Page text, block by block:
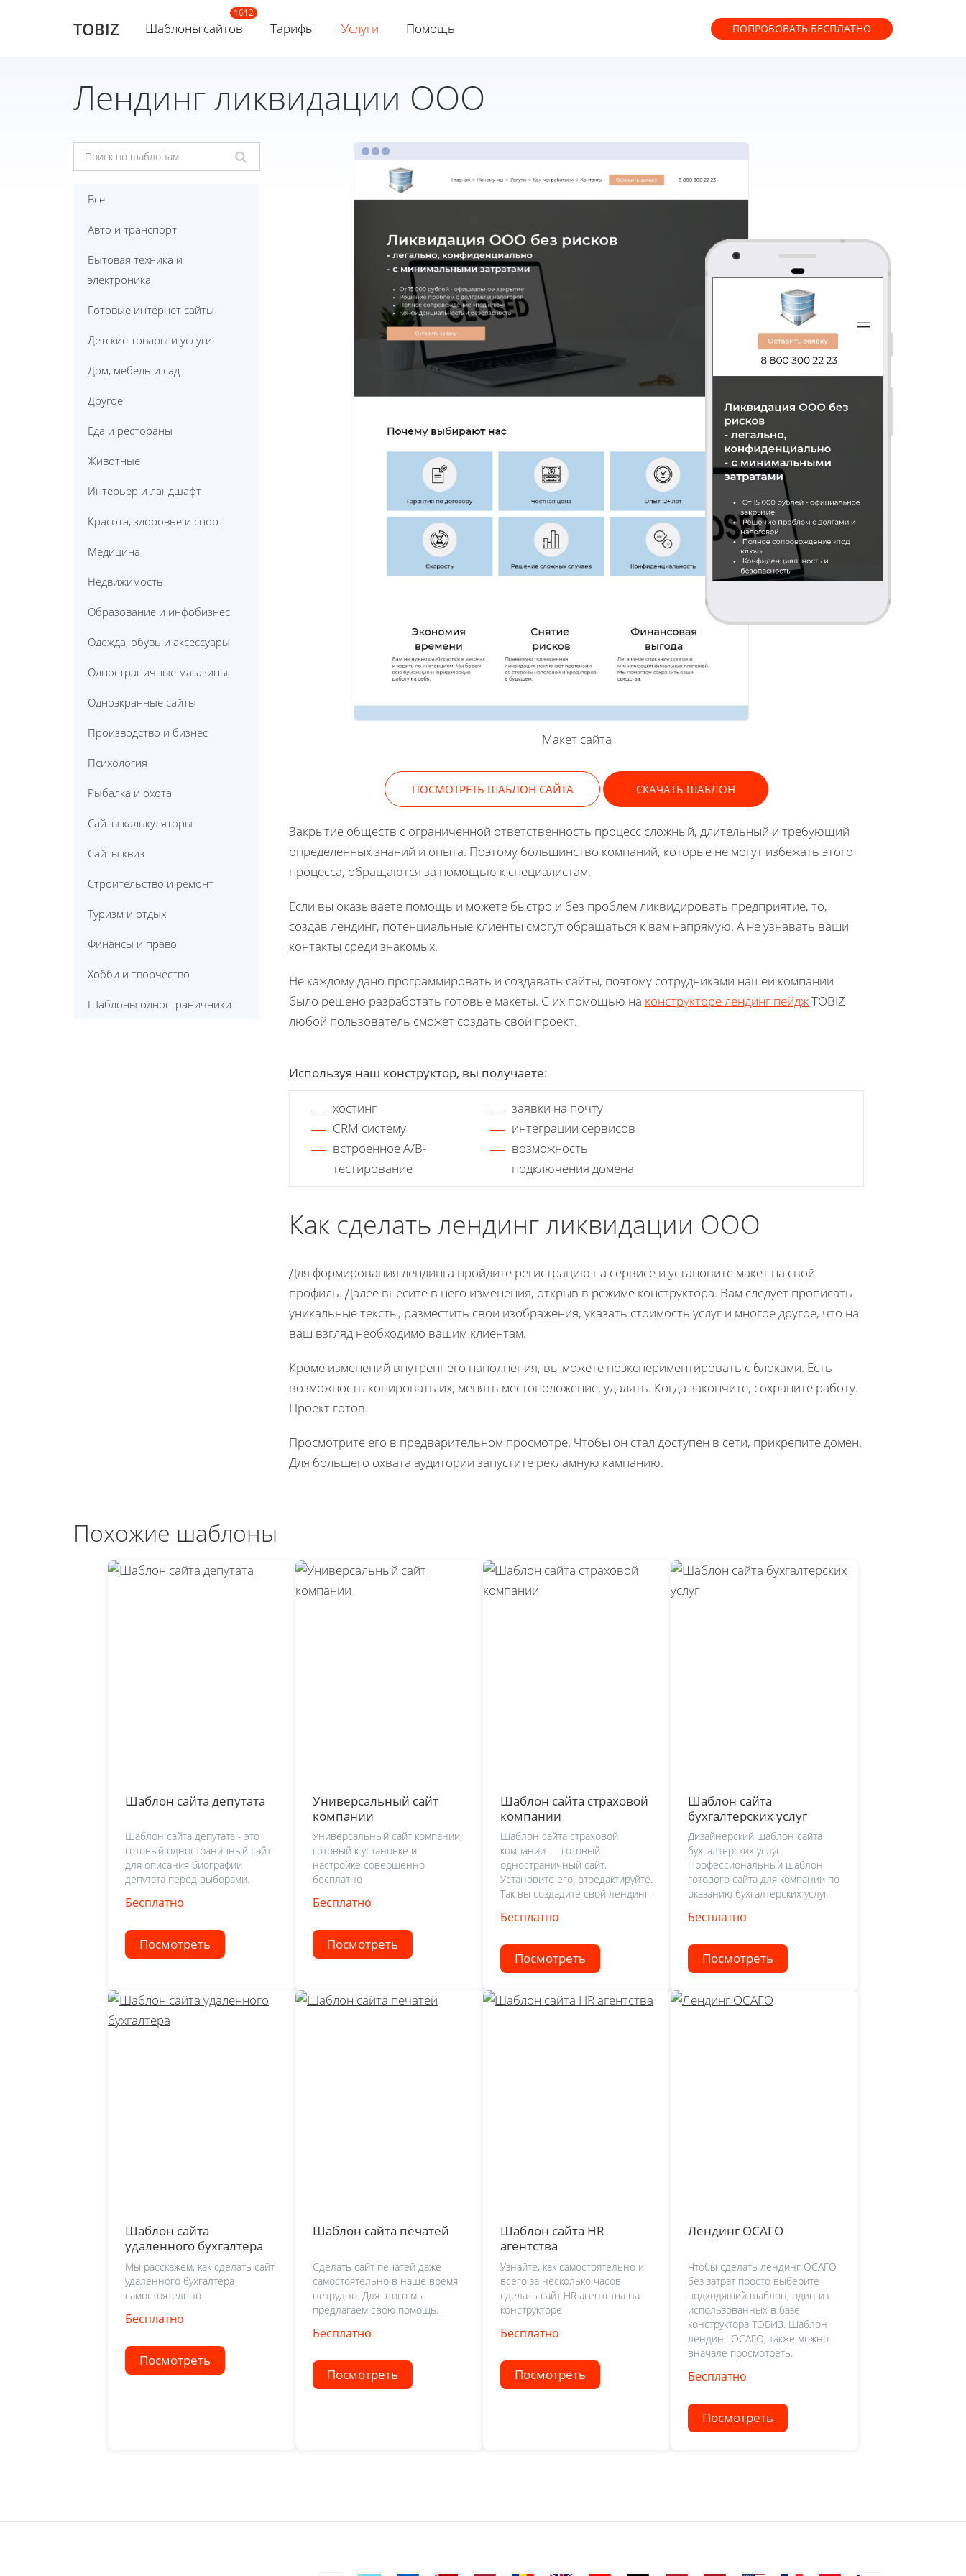
TOBIZ Шаблоны сайтов Тарифы Услуги Помощь ПОПРОБОВАТЬ БЕСПЛАТНО
Лендинг ликвидации ООО
Все
Авто и транспорт
Бытовая техника и
электроника
Готовые интернет сайты
Детские товары и услуги
Дом, мебель и сад
Другое
Еда и рестораны
Животные
Интерьер и ландшафт
Красота, здоровье и спорт
Медицина
Недвижимость
Образование и инфобизнес
Одежда, обувь и аксессуары
Одностраничные магазины
Одноэкранные сайты
Производство и бизнес
Психология
Рыбалка и охота
Сайты калькуляторы
Сайты квиз
Строительство и ремонт
Туризм и отдых
Финансы и право
Хобби и творчество
Шаблоны одностраничники
Макет сайта
ПОСМОТРЕТЬ ШАБЛОН САЙТА СКАЧАТЬ ШАБЛОН
Закрытие обществ с ограниченной ответственность процесс сложный, длительный и требующий
определенных знаний и опыта. Поэтому большинство компаний, которые не могут избежать этого
процесса, обращаются за помощью к специалистам.
Если вы оказываете помощь и можете быстро и без проблем ликвидировать предприятие, то,
создав лендинг, потенциальные клиенты смогут обращаться к вам напрямую. А не узнавать ваши
контакты среди знакомых.
Не каждому дано программировать и создавать сайты, поэтому сотрудниками нашей компании
было решено разработать готовые макеты. С их помощью на конструкторе лендинг пейджTOBIZ
любой пользователь сможет создать свой проект.
Используя наш конструктор, вы получаете:
хостинг
заявки на почту
CRM систему
интеграции сервисов
встроенное A/B-
тестирование
возможность
подключения домена
Как сделать лендинг ликвидации ООО
Для формирования лендинга пройдите регистрацию на сервисе и установите макет на свой
профиль. Далее внесите в него изменения, открыв в режиме конструктора. Вам следует прописать
уникальные тексты, разместить свои изображения, указать стоимость услуг и многое другое, что на
ваш взгляд необходимо вашим клиентам.
Кроме изменений внутреннего наполнения, вы можете поэкспериментировать с блоками. Есть
возможность копировать их, менять местоположение, удалять. Когда закончите, сохраните работу.
Проект готов.
Просмотрите его в предварительном просмотре. Чтобы он стал доступен в сети, прикрепите домен.
Для большего охвата аудитории запустите рекламную кампанию.
Похожие шаблоны
Шаблон сайта депутата
Шаблон сайта депутата - это
готовый одностраничный сайт
для описания биографии
депутата перед выборами.
Бесплатно
Посмотреть
Универсальный сайт
компании
Универсальный сайт компании,
готовый к установке и
настройке совершенно
бесплатно
Бесплатно
Посмотреть
Шаблон сайта страховой
компании
Шаблон сайта страховой
компании — готовый
одностраничный сайт.
Установите его, отредактируйте.
Так вы создадите свой лендинг.
Бесплатно
Посмотреть
Шаблон сайта
бухгалтерских услуг
Дизайнерский шаблон сайта
бухгалтерских услуг.
Профессиональный шаблон
готового сайта для компании по
оказанию бухгалтерских услуг.
Бесплатно
Посмотреть
Шаблон сайта
удаленного бухгалтера
Мы расскажем, как сделать сайт
удаленного бухгалтера
самостоятельно
Бесплатно
Посмотреть
Шаблон сайта печатей
Сделать сайт печатей даже
самостоятельно в наше время
нетрудно. Для этого мы
предлагаем свою помощь.
Бесплатно
Посмотреть
Шаблон сайта HR
агентства
Узнайте, как самостоятельно и
всего за несколько часов
сделать сайт HR агентства на
конструкторе
Бесплатно
Посмотреть
Лендинг ОСАГО
Чтобы сделать лендинг ОСАГО
без затрат просто выберите
подходящий шаблон, один из
использованных в базе
конструктора ТОБИЗ. Шаблон
лендинг ОСАГО, также можно
вначале просмотреть.
Бесплатно
Посмотреть